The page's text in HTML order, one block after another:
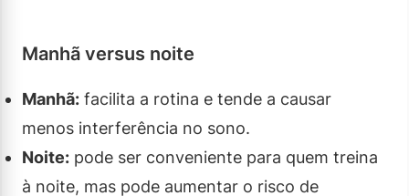
Manhã versus noite
Manhã: facilita a rotina e tende a causar
menos interferência no sono.
Noite: pode ser conveniente para quem treina
à noite, mas pode aumentar o risco de